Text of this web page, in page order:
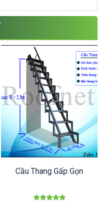
Cầu Thang Gấp Gọn